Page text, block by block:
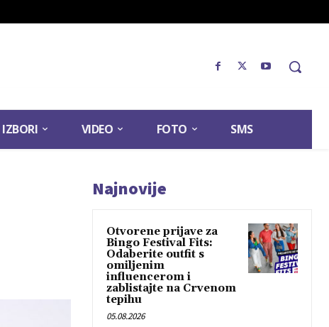
IZBORI VIDEO FOTO SMS
Najnovije
Otvorene prijave za
Bingo Festival Fits:
Odaberite outfit s
omiljenim
influencerom i
zablistajte na Crvenom
tepihu
05.08.2026